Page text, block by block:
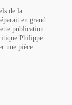
de la
en grand
publication
Philippe
une pièce